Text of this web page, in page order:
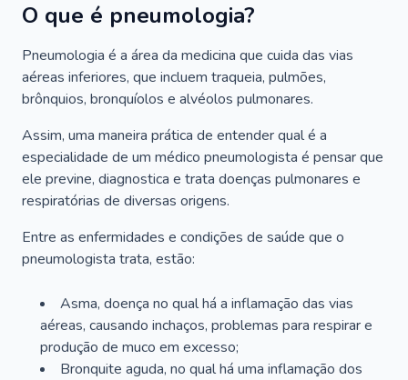
O que é pneumologia?
Pneumologia é a área da medicina que cuida das vias
aéreas inferiores, que incluem traqueia, pulmões,
brônquios, bronquíolos e alvéolos pulmonares.
Assim, uma maneira prática de entender qual é a
especialidade de um médico pneumologista é pensar que
ele previne, diagnostica e trata doenças pulmonares e
respiratórias de diversas origens.
Entre as enfermidades e condições de saúde que o
pneumologista trata, estão:
Asma, doença no qual há a inflamação das vias
aéreas, causando inchaços, problemas para respirar e
produção de muco em excesso;
Bronquite aguda, no qual há uma inflamação dos